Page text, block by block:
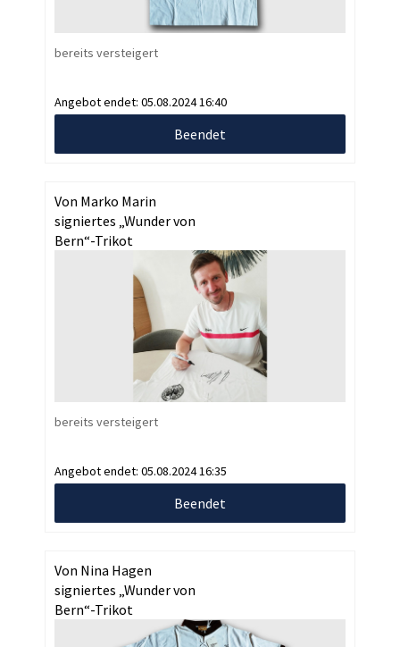
bereits versteigert
Angebot endet: 05.08.2024 16:40
Beendet
Von Marko Marin
signiertes „Wunder von
Bern“-Trikot
bereits versteigert
Angebot endet: 05.08.2024 16:35
Beendet
Von Nina Hagen
signiertes „Wunder von
Bern“-Trikot